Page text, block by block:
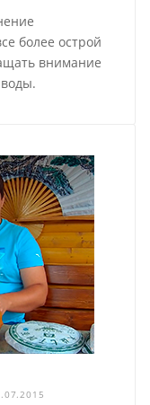
более острой
внимание